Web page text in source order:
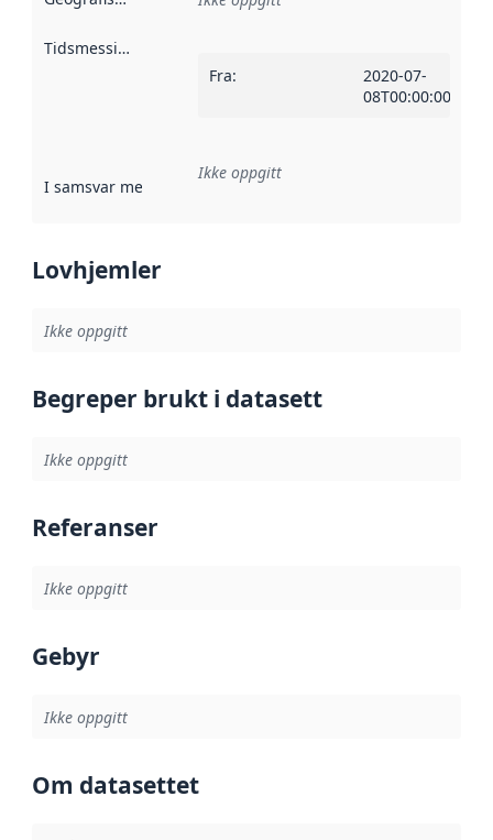
Tidsmessig avgrensning
Fra:
2020-07-
08T00:00:00Z
I samsvar med Referanse til en implementasjonsregel
Ikke oppgitt
Lovhjemler
Ikke oppgitt
Begreper brukt i datasett
Ikke oppgitt
Referanser
Ikke oppgitt
Gebyr
Ikke oppgitt
Om datasettet